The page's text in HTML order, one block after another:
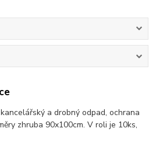
a drobný odpad, ochrana
zhruba 90x100cm. V roli je 10ks,